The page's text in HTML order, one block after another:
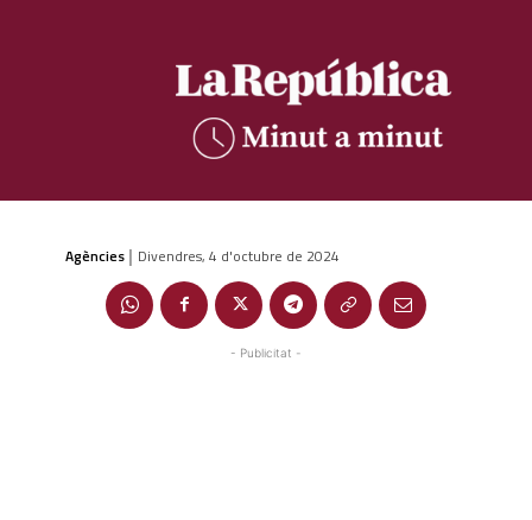
Agències | Divendres, 4 d'octubre de 2024
- Publicitat -